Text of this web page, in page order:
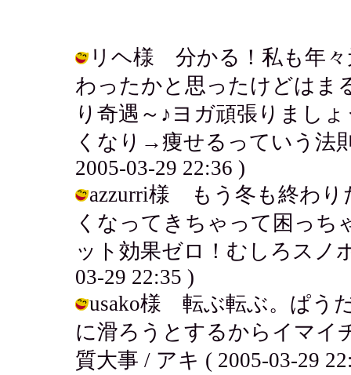
リヘ様 分かる！私も年々
わったかと思ったけどはま
り奇遇～♪ヨガ頑張りまし
くなり→痩せるっていう法
2005-03-29 22:36 )
azzurri様 もう冬も終わり
くなってきちゃって困っち
ット効果ゼロ！むしろスノ
03-29 22:35 )
usako様 転ぶ転ぶ。ぱう
に滑ろうとするからイマイ
質大事 / アキ ( 2005-03-29